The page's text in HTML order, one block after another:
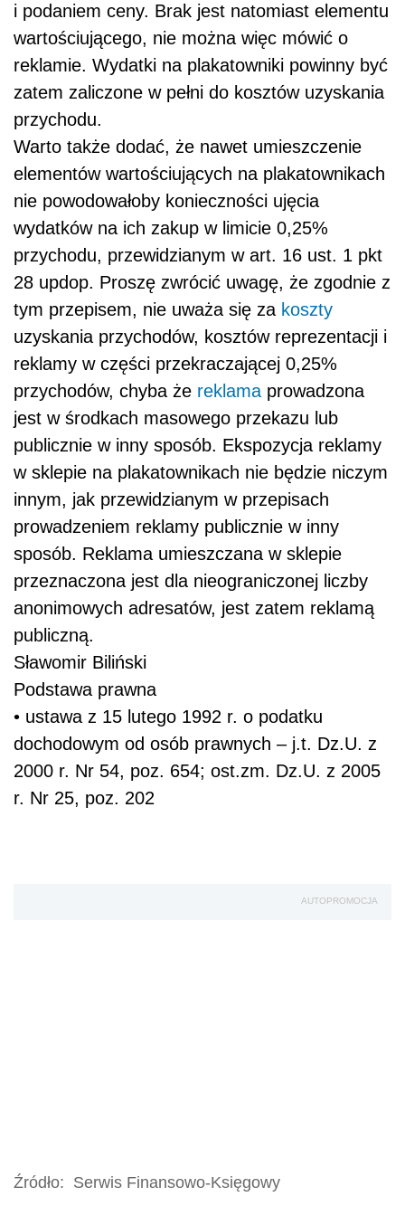
i podaniem ceny. Brak jest natomiast elementu
wartościującego, nie można więc mówić o
reklamie. Wydatki na plakatowniki powinny być
zatem zaliczone w pełni do kosztów uzyskania
przychodu.
Warto także dodać, że nawet umieszczenie
elementów wartościujących na plakatownikach
nie powodowałoby konieczności ujęcia
wydatków na ich zakup w limicie 0,25%
przychodu, przewidzianym w art. 16 ust. 1 pkt
28 updop. Proszę zwrócić uwagę, że zgodnie z
tym przepisem, nie uważa się za koszty
uzyskania przychodów, kosztów reprezentacji i
reklamy w części przekraczającej 0,25%
przychodów, chyba że reklama prowadzona
jest w środkach masowego przekazu lub
publicznie w inny sposób. Ekspozycja reklamy
w sklepie na plakatownikach nie będzie niczym
innym, jak przewidzianym w przepisach
prowadzeniem reklamy publicznie w inny
sposób. Reklama umieszczana w sklepie
przeznaczona jest dla nieograniczonej liczby
anonimowych adresatów, jest zatem reklamą
publiczną.
Sławomir Biliński
Podstawa prawna
• ustawa z 15 lutego 1992 r. o podatku
dochodowym od osób prawnych – j.t. Dz.U. z
2000 r. Nr 54, poz. 654; ost.zm. Dz.U. z 2005
r. Nr 25, poz. 202
AUTOPROMOCJA
Źródło: Serwis Finansowo-Księgowy